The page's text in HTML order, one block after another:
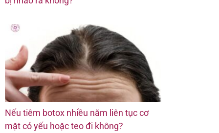
Nếu tiêm botox nhiều năm liên tục cơ
mặt có yếu hoặc teo đi không?